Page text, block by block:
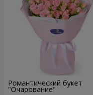
Романтический букет
"Очарование"